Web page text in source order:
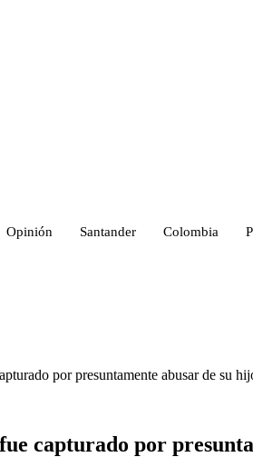
Opinión Santander Colombia
por presuntamente abusar de su
capturado por